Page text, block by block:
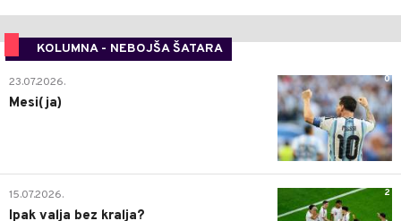
KOLUMNA - NEBOJŠA ŠATARA
0
23.07.2026.
Mesi(ja)
2
15.07.2026.
Ipak valja bez kralja?